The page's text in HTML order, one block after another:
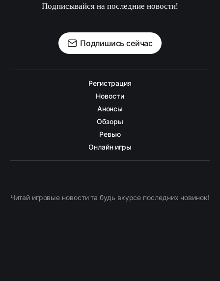
Подписывайся на последние новости!
Подпишись сейчас
Регистрация
Новости
Анонсы
Обзоры
Ревью
Онлайн игры
Читай игровые новости та будь вкурсе последних новинок!